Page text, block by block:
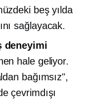
beş yılda
sağlayacak.
deneyimi
hale geliyor.
bağımsız",
çevrimdışı